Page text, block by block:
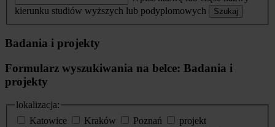
kierunku studiów wyższych lub podyplomowych
Szukaj
Badania i projekty
Formularz wyszukiwania na belce: Badania i
projekty
lokalizacja:
Katowice
Kraków Poznań
projekt